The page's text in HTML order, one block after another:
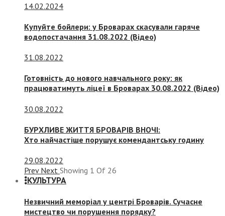
14.02.2024
Купуйте бойлери: у Броварах скасували гаряче
водопостачання 31.08.2022 (Відео)
31.08.2022
Готовність до нового навчального року: як
працюватимуть ліцеї в Броварах 30.08.2022 (Відео)
30.08.2022
БУРХЛИВЕ ЖИТТЯ БРОВАРІВ ВНОЧІ:
Хто найчастіше порушує комендантську годину
29.08.2022
Prev Next Showing 1 Of 26
КУЛЬТУРА
Незвичний меморіал у центрі Броварів. Сучасне
мистецтво чи порушення порядку?